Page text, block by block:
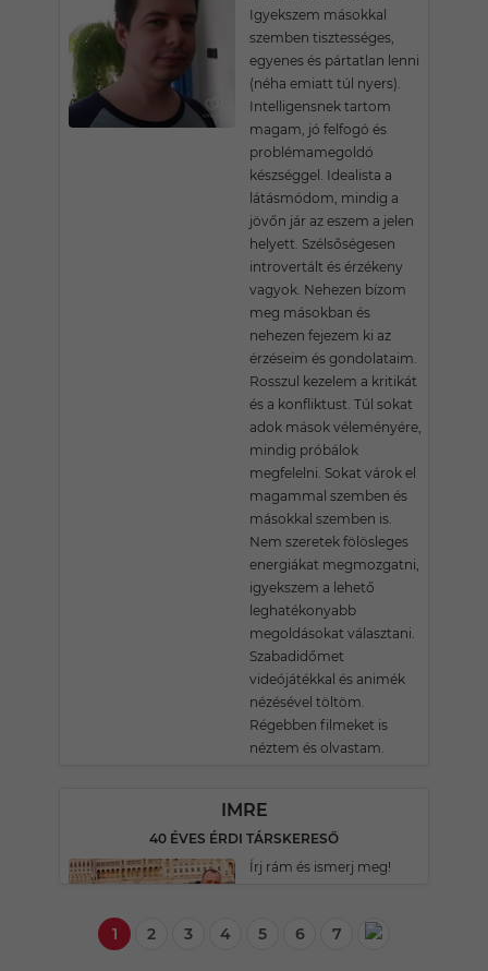
Igyekszem másokkal
szemben tisztességes,
egyenes és pártatlan lenni
(néha emiatt túl nyers).
Intelligensnek tartom
magam, jó felfogó és
problémamegoldó
készséggel. Idealista a
látásmódom, mindig a
jövőn jár az eszem a jelen
helyett. Szélsőségesen
introvertált és érzékeny
vagyok. Nehezen bízom
meg másokban és
nehezen fejezem ki az
érzéseim és gondolataim.
Rosszul kezelem a kritikát
és a konfliktust. Túl sokat
adok mások véleményére,
mindig próbálok
megfelelni. Sokat várok el
magammal szemben és
másokkal szemben is.
Nem szeretek fölösleges
energiákat megmozgatni,
igyekszem a lehető
leghatékonyabb
megoldásokat választani.
Szabadidőmet
videójátékkal és animék
nézésével töltöm.
Régebben filmeket is
néztem és olvastam.
IMRE
40 ÉVES ÉRDI TÁRSKERESŐ
Írj rám és ismerj meg!
1 2 3 4 5 6 7